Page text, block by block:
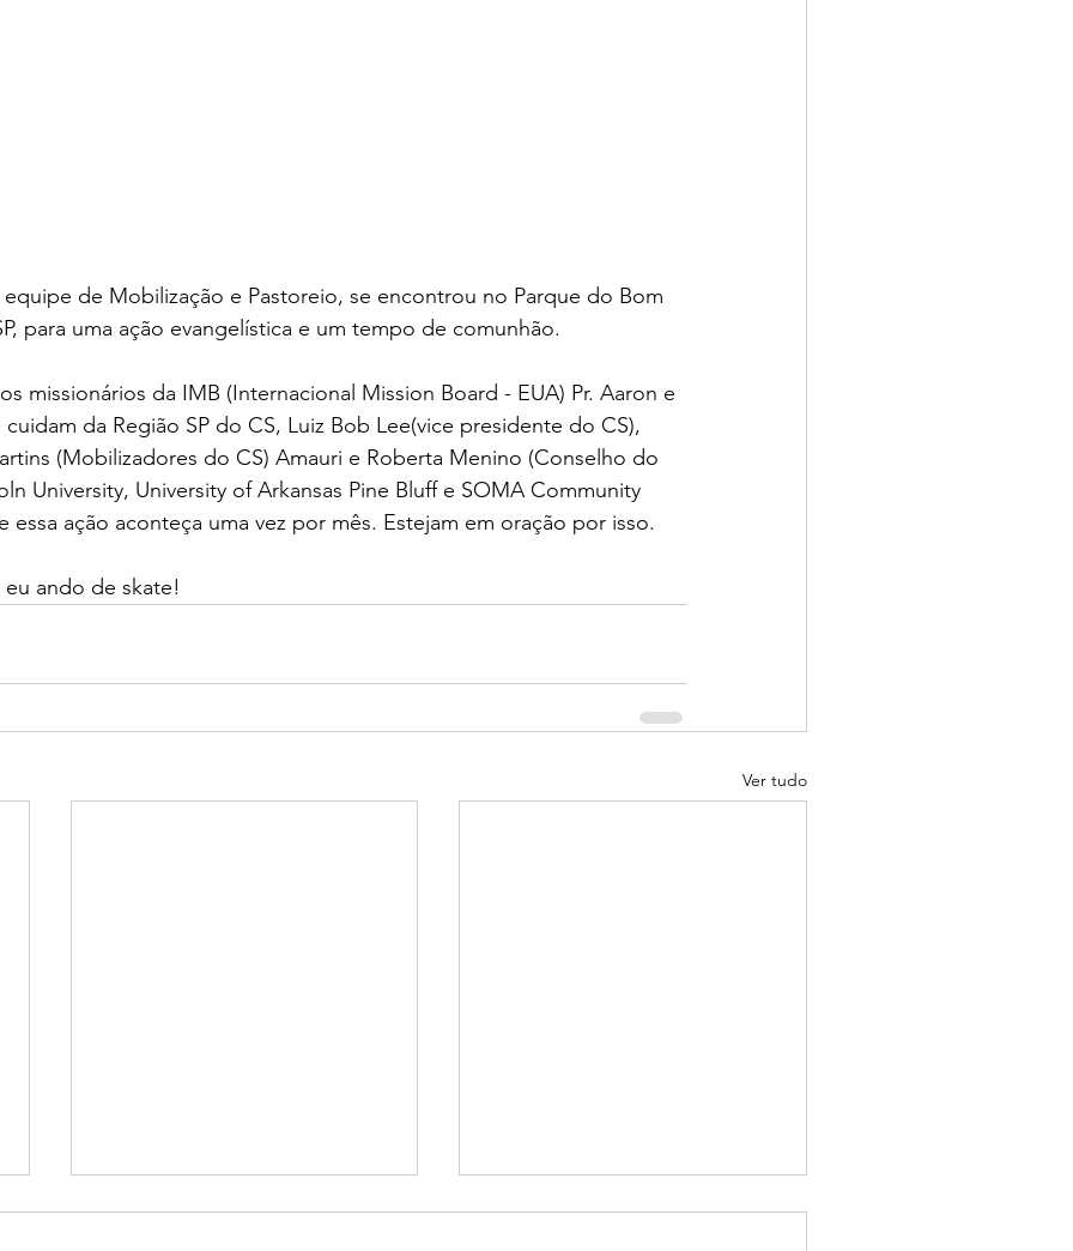
equipe de Mobilização e Pastoreio, se encontrou no Parque do Bom
para uma ação evangelística e um tempo de comunhão.
missionários da IMB (Internacional Mission Board - EUA) Pr. Aaron e
da Região SP do CS, Luiz Bob Lee(vice presidente do CS),
(Mobilizadores do CS) Amauri e Roberta Menino (Conselho do
University, University of Arkansas Pine Bluff e SOMA Community
essa ação aconteça uma vez por mês. Estejam em oração por isso.
ando de skate!
Ver tudo